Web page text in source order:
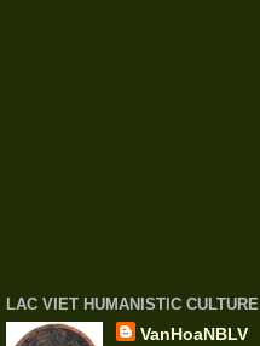
LAC VIET HUMANISTIC CULTURE
VanHoaNBLV